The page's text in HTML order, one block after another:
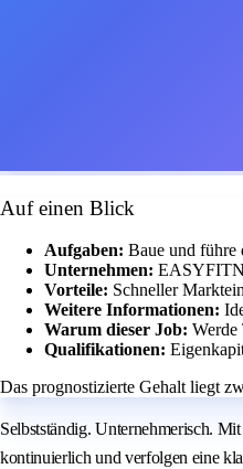
Auf einen Blick
Aufgaben: Baue und führe
Unternehmen:
Vorteile: Schneller
Weitere Informationen:
Warum dieser Job: Werde
Qualifikationen:
Das prognostizierte Gehalt liegt
Selbstständig. Unternehmerisch.
kontinuierlich und verfolgen eine